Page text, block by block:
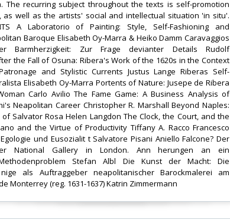
The recurring subject throughout the texts is self-promotion
as well as the artists' social and intellectual situation 'in situ'.
A Laboratorio of Painting: Style, Self-Fashioning and
Baroque Elisabeth Oy-Marra & Heiko Damm Caravaggios
Barmherzigkeit: Zur Frage devianter Details Rudolf
the Fall of Osuna: Ribera's Work of the 1620s in the Context
and Stylistic Currents Justus Lange Riberas Self-
Elisabeth Oy-Marra Portents of Nature: Jusepe de Ribera
Carlo Avilio The Fame Game: A Business Analysis of
Neapolitan Career Christopher R. Marshall Beyond Naples:
Salvator Rosa Helen Langdon The Clock, the Court, and the
and the Virtue of Productivity Tiffany A. Racco Francesco
und Eusozialit t Salvatore Pisani Aniello Falcone? Der
National Gallery in London. Ann herungen an ein
Stefan Albl Die Kunst der Macht: Die
als Auftraggeber neapolitanischer Barockmalerei am
Monterrey (reg. 1631-1637) Katrin Zimmermann‎